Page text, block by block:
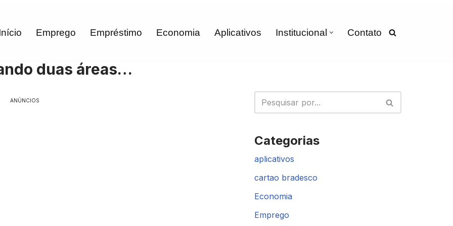
Emprego Empréstimo Economia Aplicativos Institucional Contato
duas áreas…
ANÚNCIOS
Categorias
aplicativos
cartao bradesco
Economia
Emprego